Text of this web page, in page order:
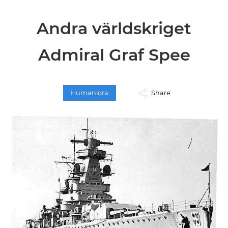
Andra världskriget
Admiral Graf Spee
Humaniora Share